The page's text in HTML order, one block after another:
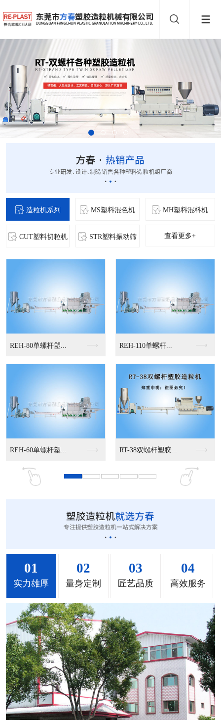
造粒机系列 MS塑料混色机 MH塑料混料机
CUT塑料切粒机 STR塑料振动筛 查看更多+
MS-立式混色机
MS-50立式混色机... MS-100立式混色...
MS-200立式混色...
MH-1000立式混... MH-2000塑料混...
01
实力雄厚
02
量身定制
03
匠艺品质
04
高效服务